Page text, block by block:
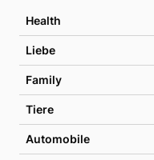
Health
Liebe
Family
Tiere
Automobile